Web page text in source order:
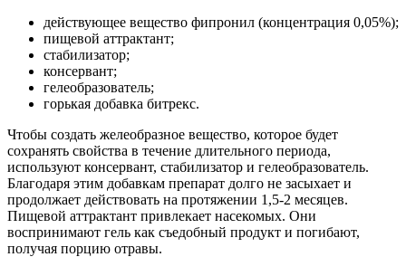
действующее вещество фипронил (концентрация 0,05%);
пищевой аттрактант;
стабилизатор;
консервант;
гелеобразователь;
горькая добавка битрекс.
Чтобы создать желеобразное вещество, которое будет
сохранять свойства в течение длительного периода,
используют консервант, стабилизатор и гелеобразователь.
Благодаря этим добавкам препарат долго не засыхает и
продолжает действовать на протяжении 1,5-2 месяцев.
Пищевой аттрактант привлекает насекомых. Они
воспринимают гель как съедобный продукт и погибают,
получая порцию отравы.